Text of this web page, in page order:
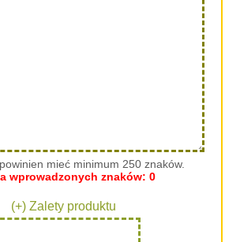
mieć minimum 250 znaków.
wprowadzonych znaków: 0
(+) Zalety produktu